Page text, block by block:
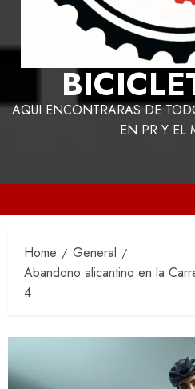
AQUI ENCONTRARAS DE
EN PR Y EL
Home
General
Abandono alicantino en la
4